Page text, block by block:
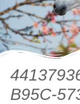
B95C-